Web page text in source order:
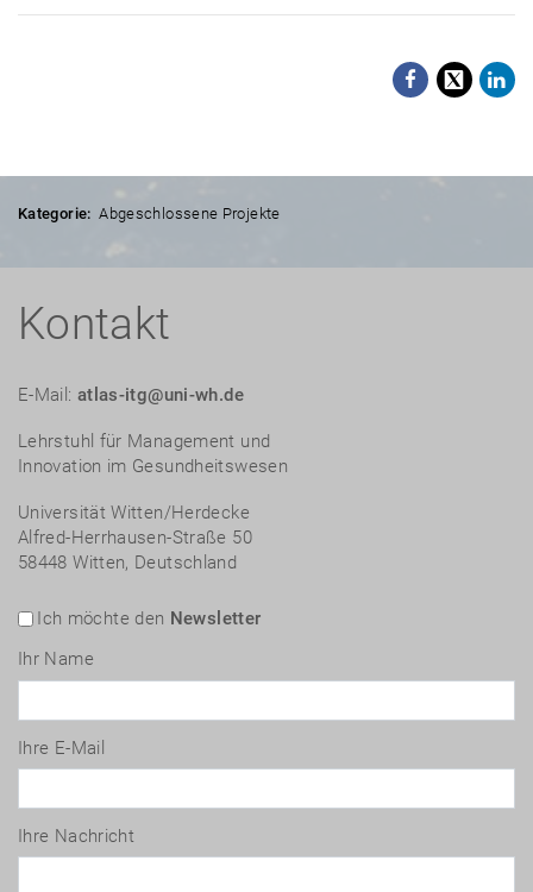
X
Kategorie: Abgeschlossene Projekte
Kontakt
E-Mail: atlas-itg@uni-wh.de
Lehrstuhl für Management und
Innovation im Gesundheitswesen
Universität Witten/Herdecke
Alfred-Herrhausen-Straße 50
58448 Witten, Deutschland
Ich möchte den Newsletter
Ihr Name
Ihre E-Mail
Ihre Nachricht